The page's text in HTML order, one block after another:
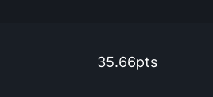
35.66pts